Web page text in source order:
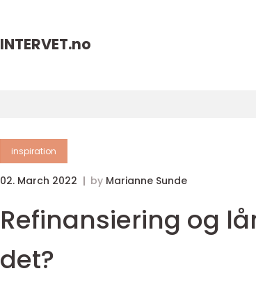
INTERVET.no
inspiration
02. March 2022 by Marianne Sunde
Refinansiering og
det?